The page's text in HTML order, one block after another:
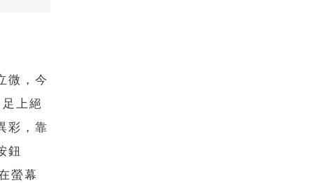
微，今
上絕
彩，靠
鈕
螢幕